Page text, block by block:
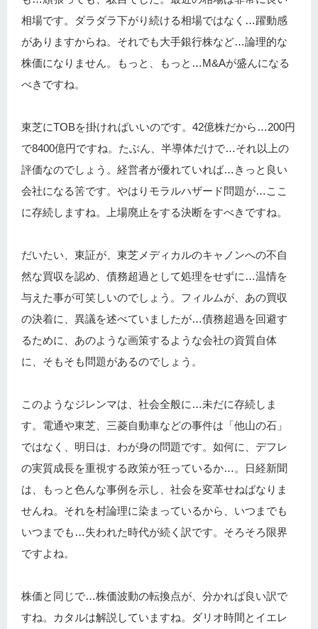
相場です。ダラダラ下がり続ける相場ではなく…躍動感
がありますからね。それでも大手銀行株など…論理的な
株価になりません。もっと、もっと…M&Aが盛んになる
べきですね。
東芝にTOBを掛ければいいのです。42億株だから…200円
で8400億円ですね。たぶん、半導体だけで…それ以上の
評価なのでしょう。経営者が優れていれば…きっと良い
会社になる筈です。やはりモラルハザード問題が…ここ
に存続しますね。上場廃止をする決断をすべきですね。
だいたい、東証が、東芝メディカルのキャノンへの不自
然な買収を認め、債務超過として処理をせずに…温情を
与えた事が可笑しいのでしょう。フィルムが、あの買収
の決着に、異議を述べていましたが…債務超過を回避す
るために、あのような画策するような会社の資質自体
に、そもそも問題があるのでしょう。
このようなジレンマは、社会全般に…未だに存続しま
す。電通や東芝、三菱自動車などの事件は「他山の石」
ではなく、明日は、わが身の問題です。如何に、デフレ
の実質成長を重視する政策が狂っているか…。日経新聞
は、もっと色んな事例を示し、社会を変革せねばなりま
せんね。それを村論理に染まっているから、いつまでも
いつまでも…失われた時代が続く訳です。そろそろ限界
ですよね。
株価と同じで…株価波動の転換点が、分かれば良い訳で
すね。カタルは解説していますね。ダリオ時間とイエレ